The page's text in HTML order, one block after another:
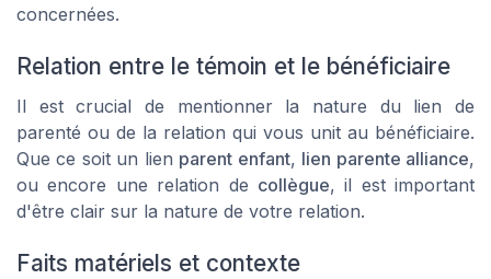
concernées.
Relation entre le témoin et le bénéficiaire
Il est crucial de mentionner la nature du lien de
parenté ou de la relation qui vous unit au bénéficiaire.
Que ce soit un lien parent enfant, lien parente alliance,
ou encore une relation de collègue, il est important
d'être clair sur la nature de votre relation.
Faits matériels et contexte